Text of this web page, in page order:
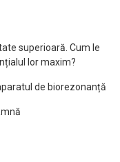
superioară. Cum le
lor maxim?
de biorezonanță